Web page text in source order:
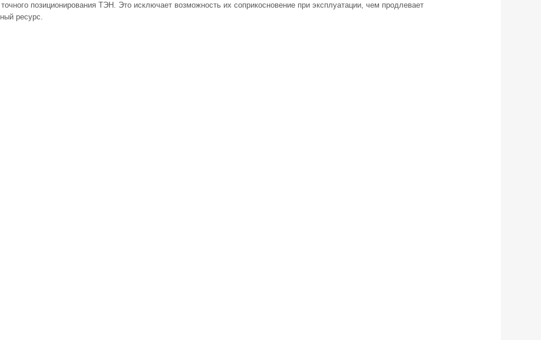
позиционирования ТЭН. Это исключает возможность их соприкосновение при эксплуатации, чем продлевает
ресурс.